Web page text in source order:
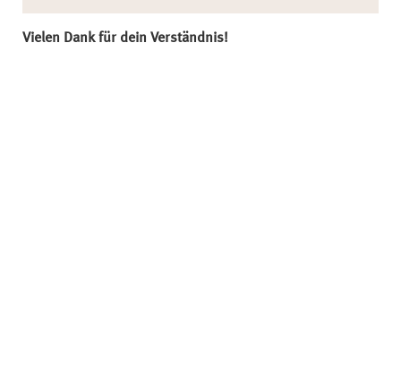
Vielen Dank für dein Verständnis!